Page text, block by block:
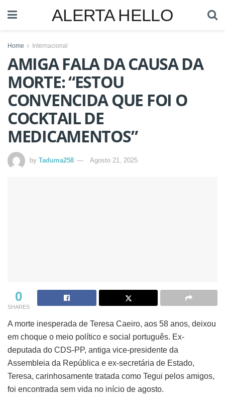
ALERTA HELLO
Home Internacional
AMIGA FALA DA CAUSA DA
MORTE: “ESTOU
CONVENCIDA QUE FOI O
COCKTAIL DE
MEDICAMENTOS”
by Taduma258 Agosto 21, 2025
0
SHARES
A morte inesperada de Teresa Caeiro, aos 58 anos, deixou
em choque o meio político e social português. Ex-
deputada do CDS-PP, antiga vice-presidente da
Assembleia da República e ex-secretária de Estado,
Teresa, carinhosamente tratada como Tegui pelos amigos,
foi encontrada sem vida no início de agosto.